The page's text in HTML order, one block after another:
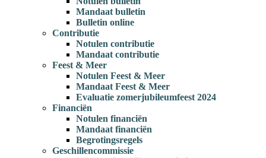
Mandaat bulletin
Bulletin online
Contributie
Notulen contributie
Mandaat contributie
Feest & Meer
Notulen Feest & Meer
Mandaat Feest & Meer
Evaluatie zomerjubileumfeest 2024
Financiën
Notulen financiën
Mandaat financiën
Begrotingsregels
Geschillencommissie